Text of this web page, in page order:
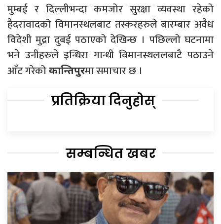
मुम्बई र दिल्लीभन्दा कमजोर सुरक्षा व्यवस्था रहेको
हैदरावादको विमानस्थलबाट तस्करहरुले बारम्बार अवैध
विदेशी मुद्रा दुबई पठाएको देखिन्छ । पछिल्लो घटनामा
भने उनीहरुले इन्धिरा गान्धी विमानस्थललबाटै पठाउने
आँट गरेकोकान्तिपुरमा समाचार छ ।
प्रतिक्रिया दिनुहोस्
सम्बन्धित खबर